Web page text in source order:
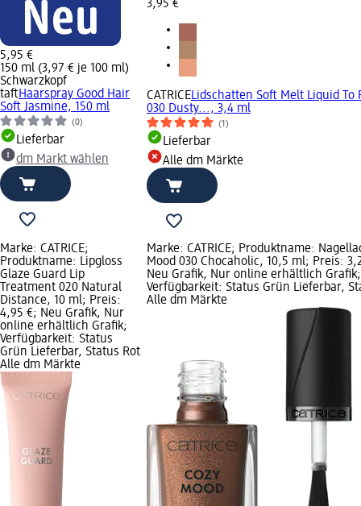
5,95 €
150 ml (3,97 € je 100 ml)
Schwarzkopf
taftHaarspray Good Hair
Soft Jasmine, 150 ml
(0)
Lieferbar
dm Markt wählen
3,95 €
CATRICELidschatten Soft Melt Liquid To
030 Dusty..., 3,4 ml
(1)
Lieferbar
Alle dm Märkte
Marke: CATRICE;
Produktname: Lipgloss
Glaze Guard Lip
Treatment 020 Natural
Distance, 10 ml; Preis:
4,95 €; Neu Grafik, Nur
online erhältlich Grafik;
Verfügbarkeit: Status
Grün Lieferbar, Status Rot
Alle dm Märkte
Marke: CATRICE; Produktname:
Mood 030 Chocaholic, 10,5 ml; Preis:
Neu Grafik, Nur online erhältlich Grafik;
Verfügbarkeit: Status Grün Lieferbar,
Alle dm Märkte